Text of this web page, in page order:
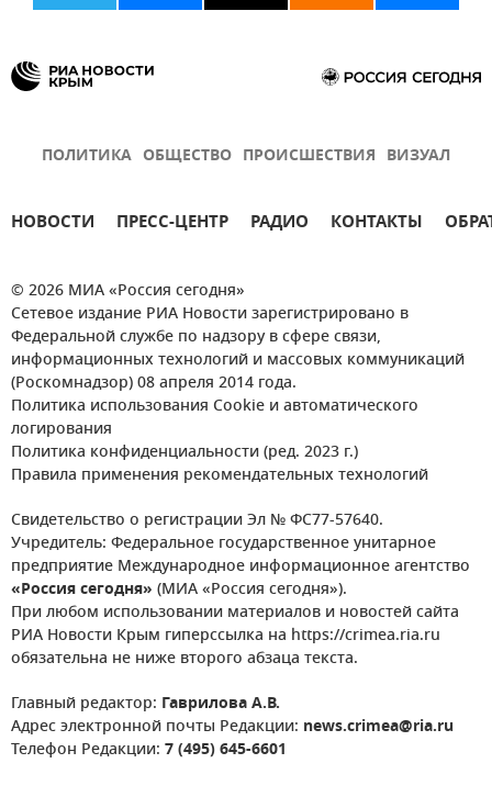
ПОЛИТИКА ОБЩЕСТВО ПРОИСШЕСТВИЯ ВИЗУАЛ
НОВОСТИ ПРЕСС-ЦЕНТР РАДИО КОНТАКТЫ
© 2026 МИА «Россия сегодня»
Сетевое издание РИА Новости зарегистрировано в
Федеральной службе по надзору в сфере связи,
информационных технологий и массовых коммуникаций
(Роскомнадзор) 08 апреля 2014 года.
Политика использования Cookie и автоматического
логирования
Политика конфиденциальности (ред. 2023 г.)
Правила применения рекомендательных технологий
Свидетельство о регистрации Эл № ФС77-57640.
Учредитель: Федеральное государственное унитарное
предприятие Международное информационное агентство
«Россия сегодня» (МИА «Россия сегодня»).
При любом использовании материалов и новостей сайта
РИА Новости Крым гиперссылка на https://crimea.ria.ru
обязательна не ниже второго абзаца текста.
Главный редактор: Гаврилова А.В.
Адрес электронной почты Редакции: news.crimea@ria.ru
Телефон Редакции: 7 (495) 645-6601